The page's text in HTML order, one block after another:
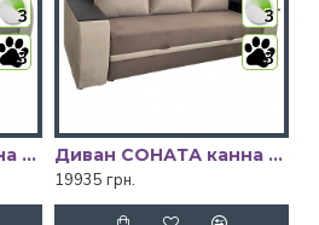
3
3
Диван СОНАТА канна 95/канна 92 Київський Стандарт
3
3
Диван СОНАТА канна 22/канна 5 Київський Стандарт
19935 грн.